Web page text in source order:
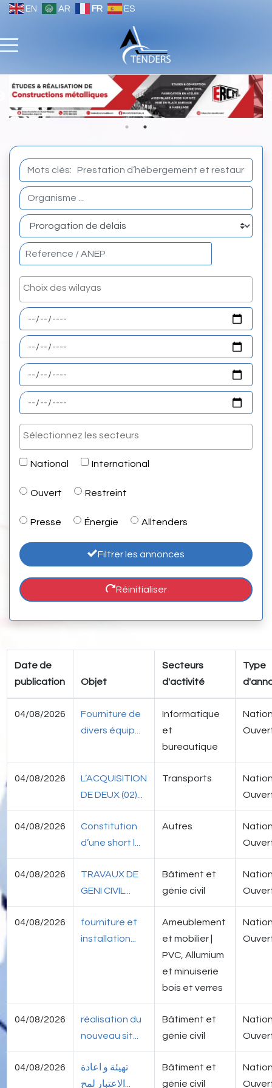
EN AR FR ES
National International
Ouvert Restreint
Presse Énergie Alltenders
Filtrer les annonces
Réinitialiser
Date de
publication
Objet
Secteurs
d'activité
Type
04/08/2026
Fourniture de
divers équip...
Informatique
et
bureautique
04/08/2026
L’ACQUISITION
DE DEUX (02)...
Transports
04/08/2026
Constitution
d’une short l...
Autres
04/08/2026
TRAVAUX DE
GENI CIVIL...
Bâtiment et
génie civil
04/08/2026
fourniture et
installation...
Ameublement
et mobilier |
PVC, Allumium
et minuiserie
bois et verres
04/08/2026
réalisation du
nouveau sit...
Bâtiment et
génie civil
04/08/2026
تهيئة و اعادة
الاعتبار لمح...
Bâtiment et
génie civil